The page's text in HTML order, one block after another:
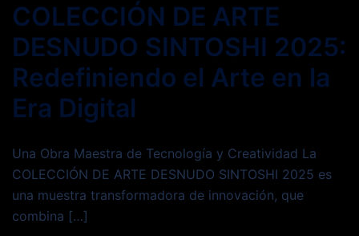
COLECCIÓN DE ARTE
DESNUDO SINTOSHI 2025:
Redefiniendo el Arte en la
Era Digital
Una Obra Maestra de Tecnología y Creatividad La
COLECCIÓN DE ARTE DESNUDO SINTOSHI 2025 es
una muestra transformadora de innovación, que
combina […]